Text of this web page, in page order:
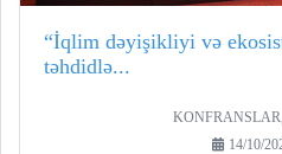
“İqlim dəyişikliyi və
təhdidlə...
14/10/